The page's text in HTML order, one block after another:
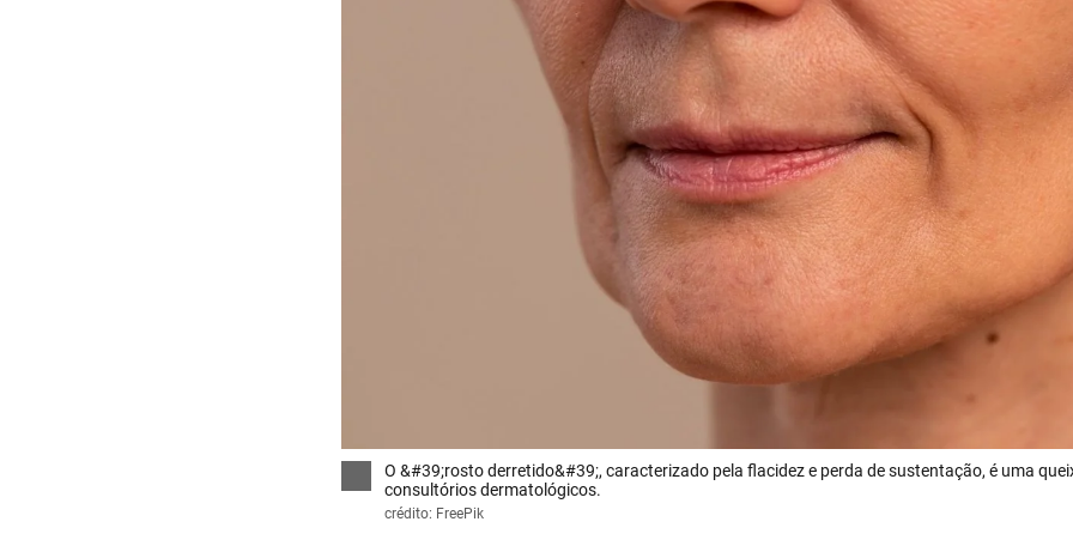
O &#39;rosto derretido&#39;, caracterizado pela flacidez e perda de sustentação, é uma
consultórios dermatológicos.
crédito: FreePik